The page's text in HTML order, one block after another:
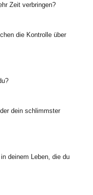
Zeit verbringen?
die Kontrolle über
dein schlimmster
deinem Leben, die du